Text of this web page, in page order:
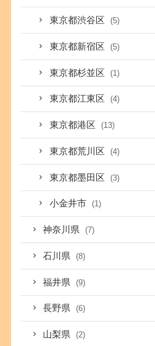
東京都渋谷区 (5)
東京都新宿区 (5)
東京都杉並区 (1)
東京都江東区 (4)
東京都港区 (13)
東京都荒川区 (4)
東京都墨田区 (3)
小金井市 (1)
神奈川県 (7)
石川県 (8)
福井県 (9)
長野県 (6)
山梨県 (2)